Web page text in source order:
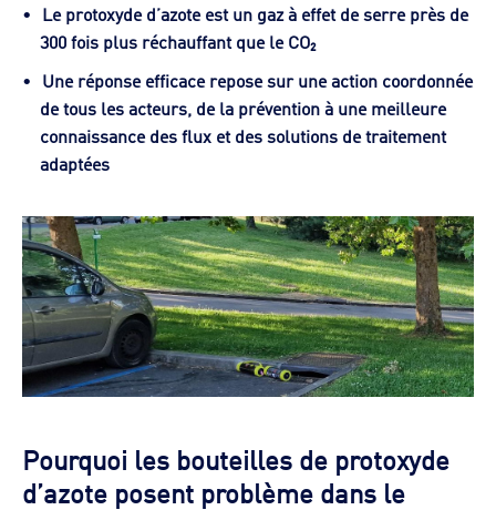
Le protoxyde d’azote est un gaz à effet de serre près de
300 fois plus réchauffant que le CO₂
Une réponse efficace repose sur une action coordonnée
de tous les acteurs, de la prévention à une meilleure
connaissance des flux et des solutions de traitement
adaptées
Pourquoi les bouteilles de protoxyde
d’azote posent problème dans le